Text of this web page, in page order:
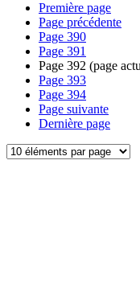
Première page
Page précédente
Page 390
Page 391
Page 392 (page
Page 393
Page 394
Page suivante
Dernière page